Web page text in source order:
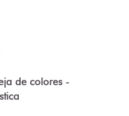
de colores -